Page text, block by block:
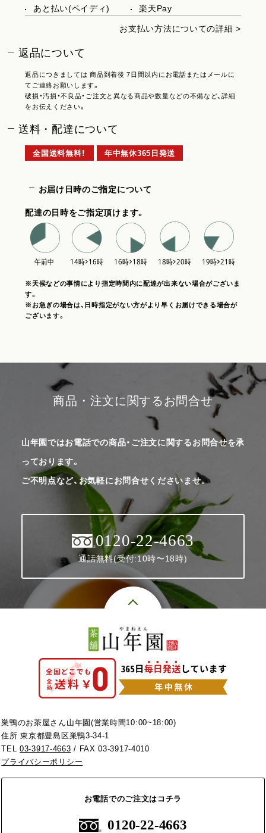
あと払い(ペイディ) 楽天Pay
お支払い方法についての詳細 >
返品について
返品につきましては 商品到着後 7日間以内にお電話またはメールに
てご連絡お願いします。
破損・汚損・不良品・ご注文と異なる商品や数量などの不備など、詳細
をお伝えください。
送料・配達について
全国送料無料！ 年中無休365日発送
お届け日時のご指定について
配達の日時をご指定頂けます。
※天候などの事情により指定時間内に配達が出来ない場合がございま
す。
※お急ぎの場合は、日時指定がない方がより早くお届けできる場合が
ございます。
商品・注文に関するお問合せ
山年園ではお電話での商品・ご注文に関するお問合せを承
っております。
ご不明点など、お気軽にお問合せくださいませ。
0120-22-4663
通話無料(受付:10時〜18時)
巣鴨のお茶屋さん山年園(営業時間10:00~18:00)
住所 東京都豊島区巣鴨3-34-1
TEL03-3917-4663 / FAX 03-3917-4010
プライバシーポリシー
お電話でのご注文はコチラ
0120-22-4663